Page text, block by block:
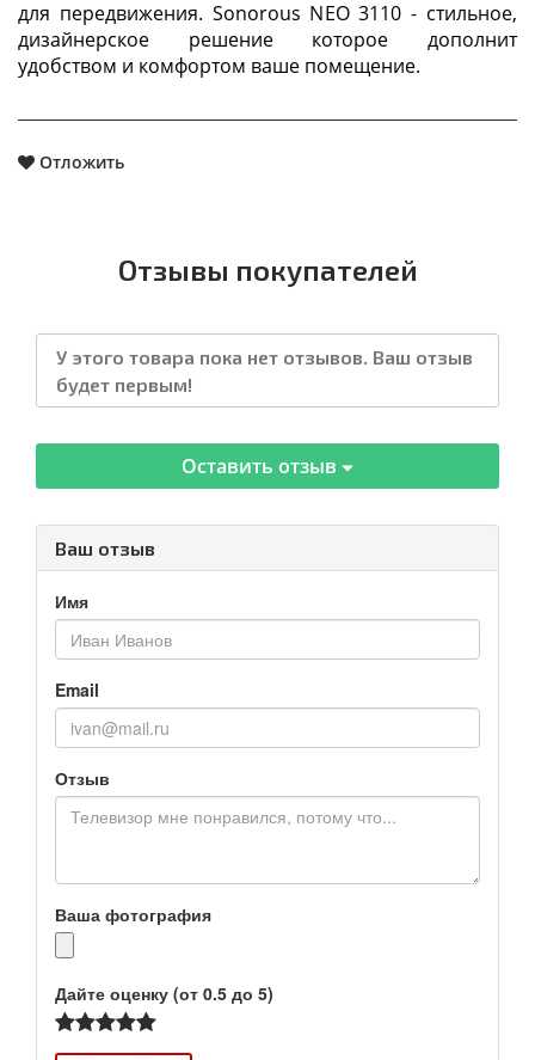
для передвижения. Sonorous NEO 3110 - стильное,
дизайнерское решение которое дополнит
удобством и комфортом ваше помещение.
Отложить
Отзывы покупателей
У этого товара пока нет отзывов. Ваш отзыв
будет первым!
Оставить отзыв
Ваш отзыв
Имя
Email
Отзыв
Ваша фотография
Дайте оценку (от 0.5 до 5)